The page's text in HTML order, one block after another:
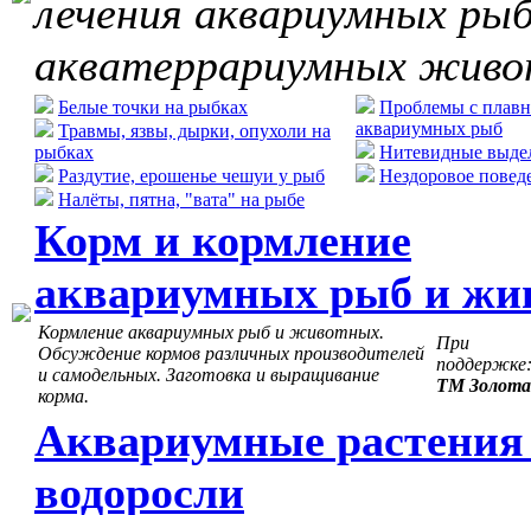
лечения аквариумных
акватеррариумных
Белые точки на рыбках
Травмы, язвы, дырки, опухоли на
рыбках
Раздутие, ерошенье чешуи у рыб
Налёты, пятна, "вата" на рыбе
Проблемы с
аквариумных рыб
Нитевидные
Нездоровое
Корм и кормление
аквариумных рыб и
Кормление аквариумных рыб и животных.
Обсуждение кормов различных производителей
и самодельных. Заготовка и выращивание
корма.
При
поддержке:
ТМ
Аквариумные
водоросли